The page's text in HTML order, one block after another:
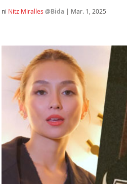
ni Nitz Miralles @Bida | Mar. 1, 2025